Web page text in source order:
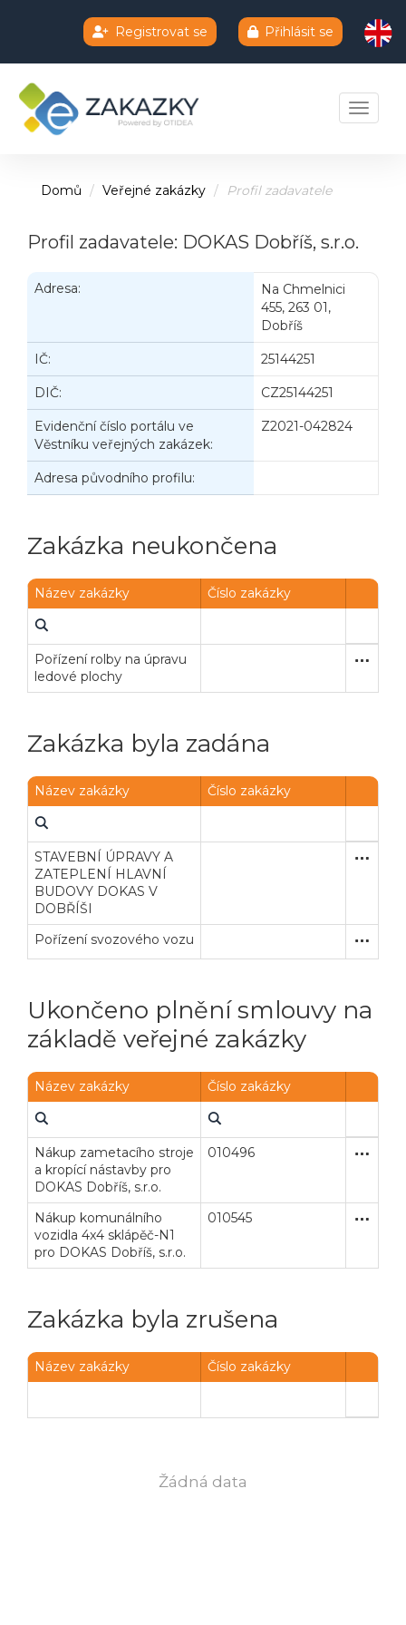
Registrovat se Přihlásit se
Toggle
Domů Veřejné zakázky Profil zadavatele
Profil zadavatele: DOKAS Dobříš, s.r.o.
Adresa:
Na Chmelnici
455, 263 01,
Dobříš
IČ: 25144251
DIČ: CZ25144251
Evidenční číslo portálu ve
Věstníku veřejných zakázek:
Z2021-042824
Adresa původního profilu:
Zakázka neukončena
Název zakázky Číslo zakázky
Pořízení rolby na úpravu
ledové plochy
Zakázka byla zadána
Název zakázky Číslo zakázky
STAVEBNÍ ÚPRAVY A
ZATEPLENÍ HLAVNÍ
BUDOVY DOKAS V
DOBŘÍŠI
Pořízení svozového vozu
Ukončeno plnění smlouvy na
základě veřejné zakázky
Název zakázky Číslo zakázky
Nákup zametacího stroje
a kropící nástavby pro
DOKAS Dobříš, s.r.o.
010496
Nákup komunálního
vozidla 4x4 sklápěč-N1
pro DOKAS Dobříš, s.r.o.
010545
Zakázka byla zrušena
Název zakázky Číslo zakázky
Žádná data
Chatbot e-zakazky
Veřejné zakázky Zadavatel
Powered by chaterimo